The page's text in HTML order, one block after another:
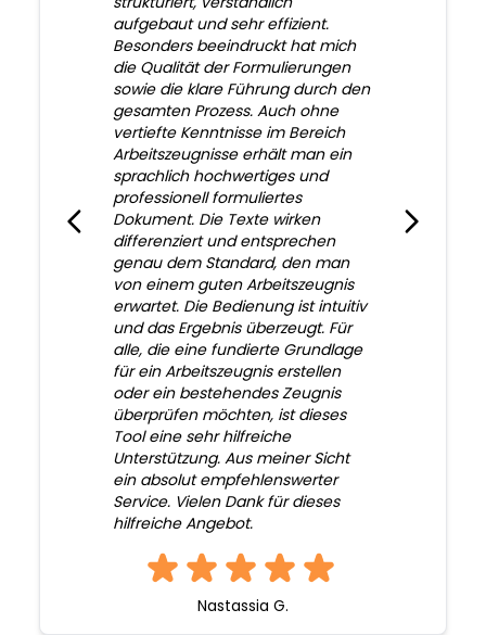
aufgebaut und sehr effizient.
Besonders beeindruckt hat mich
die Qualität der Formulierungen
sowie die klare Führung durch den
gesamten Prozess. Auch ohne
vertiefte Kenntnisse im Bereich
Arbeitszeugnisse erhält man ein
sprachlich hochwertiges und
professionell formuliertes
Dokument. Die Texte wirken
differenziert und entsprechen
genau dem Standard, den man
von einem guten Arbeitszeugnis
erwartet. Die Bedienung ist intuitiv
und das Ergebnis überzeugt. Für
alle, die eine fundierte Grundlage
für ein Arbeitszeugnis erstellen
oder ein bestehendes Zeugnis
überprüfen möchten, ist dieses
Tool eine sehr hilfreiche
Unterstützung. Aus meiner Sicht
ein absolut empfehlenswerter
Service. Vielen Dank für dieses
hilfreiche Angebot.
Nastassia G.